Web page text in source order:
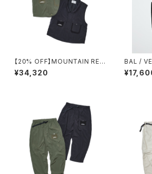
【20% OFF】MOUNTAIN RES
EARCH / M69 VEST
¥34,320
BAL /
CREW